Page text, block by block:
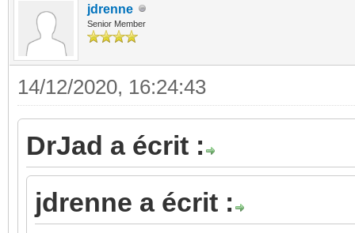
jdrenne
Senior Member
14/12/2020, 16:24:43
DrJad a écrit :
jdrenne a écrit :